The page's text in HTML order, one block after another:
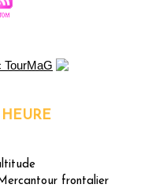
HEURE
frontalier